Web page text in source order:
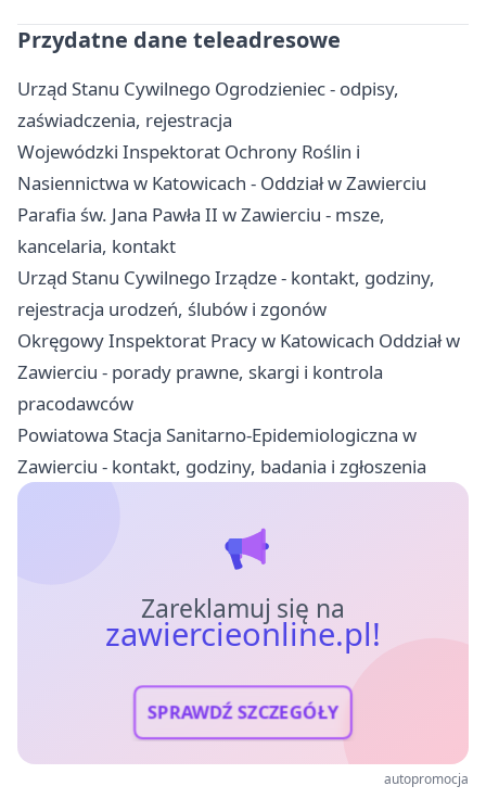
Przydatne dane teleadresowe
Urząd Stanu Cywilnego Ogrodzieniec - odpisy,
zaświadczenia, rejestracja
Wojewódzki Inspektorat Ochrony Roślin i
Nasiennictwa w Katowicach - Oddział w Zawierciu
Parafia św. Jana Pawła II w Zawierciu - msze,
kancelaria, kontakt
Urząd Stanu Cywilnego Irządze - kontakt, godziny,
rejestracja urodzeń, ślubów i zgonów
Okręgowy Inspektorat Pracy w Katowicach Oddział w
Zawierciu - porady prawne, skargi i kontrola
pracodawców
Powiatowa Stacja Sanitarno-Epidemiologiczna w
Zawierciu - kontakt, godziny, badania i zgłoszenia
Zareklamuj się na
zawiercieonline.pl!
SPRAWDŹ SZCZEGÓŁY
autopromocja